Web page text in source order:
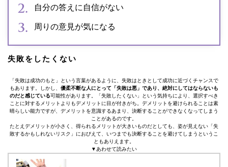
自分の答えに自信がない
周りの意見が気になる
失敗をしたくない
「失敗は成功のもと」という言葉があるように、失敗はときとして成功に近づくチャンスで
もあります。しかし、 優柔不断な人にとって「失敗は悪」であり、絶対にしてはならないも
のだと感じている可能性があります。「失敗したくない」という気持ちにより、選択すべき
ことに対するメリットよりもデメリットに目が付きがち。デメリットを避けられることは素
晴らしい能力ですが、デメリットを意識するあまり、決断することができなくなってしまう
ことがあるのです。
たとえデメリットが小さく、得られるメリットが大きいものだとしても、姿が見えない「失
敗するかもしれないリスク」におびえて、いつまでも決断することを避けてしまうというこ
ともありえます。
▼あわせて読みたい